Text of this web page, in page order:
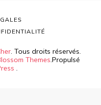
. Tous droits réservés.
Themes.Propulsé
.